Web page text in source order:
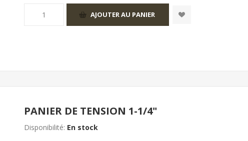
PANIER DE TENSION 1-1/4"
Disponibilité: En stock